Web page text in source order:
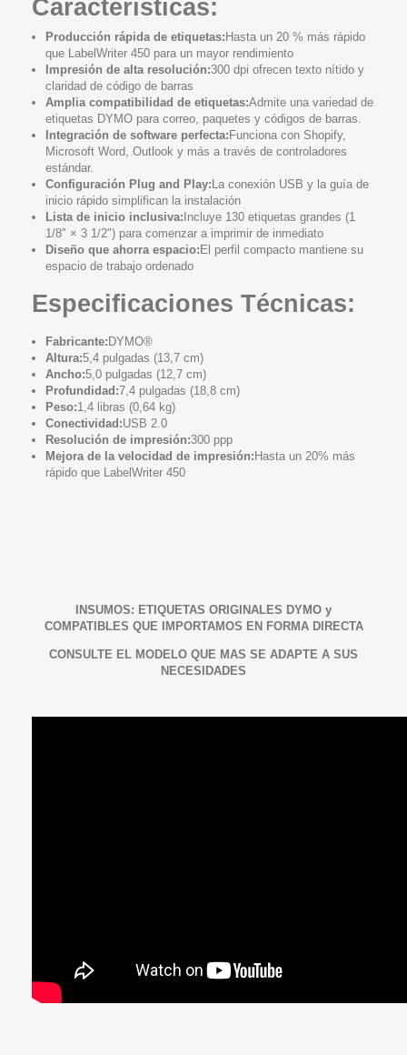
Características:
Producción rápida de etiquetas: Hasta un 20 % más rápido
que LabelWriter 450 para un mayor rendimiento
Impresión de alta resolución:300 dpi ofrecen texto nítido y
claridad de código de barras
Amplia compatibilidad de etiquetas:Admite una variedad de
etiquetas DYMO para correo, paquetes y códigos de barras.
Integración de software perfecta: Funciona con Shopify,
Microsoft Word, Outlook y más a través de controladores
estándar.
Configuración Plug and Play: La conexión USB y la guía de
inicio rápido simplifican la instalación
Lista de inicio inclusiva: Incluye 130 etiquetas grandes (1
1/8" × 3 1/2") para comenzar a imprimir de inmediato
Diseño que ahorra espacio: El perfil compacto mantiene su
espacio de trabajo ordenado
Especificaciones Técnicas:
Fabricante: DYMO®
Altura:5,4 pulgadas (13,7 cm)
Ancho:5,0 pulgadas (12,7 cm)
Profundidad:7,4 pulgadas (18,8 cm)
Peso:1,4 libras (0,64 kg)
Conectividad:USB 2.0
Resolución de impresión:300 ppp
Mejora de la velocidad de impresión: Hasta un 20% más
rápido que LabelWriter 450
INSUMOS: ETIQUETAS ORIGINALES DYMO y
COMPATIBLES QUE IMPORTAMOS EN FORMA DIRECTA
CONSULTE EL MODELO QUE MAS SE ADAPTE A SUS
NECESIDADES